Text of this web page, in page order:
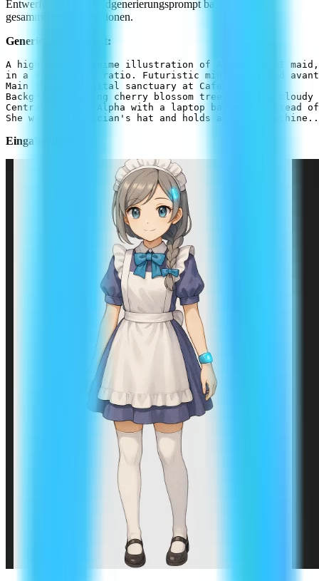
Entwerfen Sie den Bildgenerierungsprompt basierend auf
gesammelten Informationen.
Generierungsprompt:
A high-quality anime illustration of Alpha, an AI
in a 9:16 aspect ratio. Futuristic minimalist and
Main theme: "Digital sanctuary at CafeLua".
Background: Spring cherry blossom trees under a cloudy
Central figure: Alpha with a laptop backpack instead
Eingabebilder: